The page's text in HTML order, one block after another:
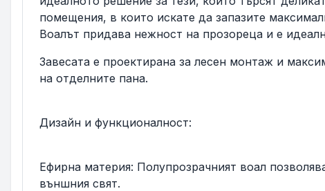
помещения, в които искате да запазите
Воалът придава нежност на прозореца и е
Завесата е проектирана за лесен монтаж и
на отделните пана.
Дизайн и функционалност:
Ефирна материя: Полупрозрачният воал
външния свят.